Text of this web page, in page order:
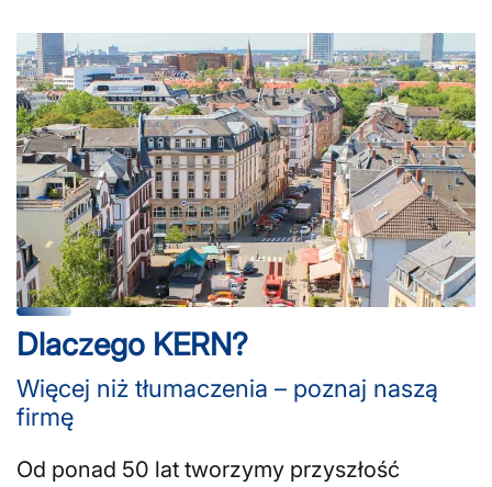
Dlaczego KERN?
Więcej niż tłumaczenia – poznaj naszą
firmę
Od ponad 50 lat tworzymy przyszłość